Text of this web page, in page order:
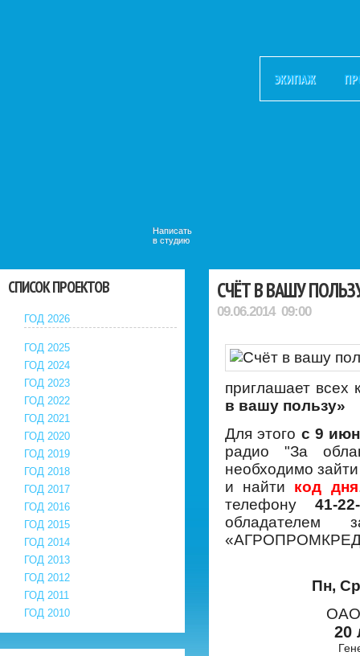
ЭКИПАЖ
Написать
в студию
СПИСОК ПРОЕКТОВ
ГОД 2026
ГОД 2025
ГОД 2024
ГОД 2023
ГОД 2022
ГОД 2021
ГОД 2020
ГОД 2019
ГОД 2018
ГОД 2017
ГОД 2016
ГОД 2015
ГОД 2014
ГОД 2013
ГОД 2012
ГОД 2011
ГОД 2010
СЧЁТ В ВАШУ
09.06.2014 09:00
приглашает всех
в вашу пользу»
Для этого с 9
радио "За
необходимо
и найти код дня
телефону41-
обладателем
Пн,
20